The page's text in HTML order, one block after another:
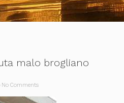
malo brogliano
No Comments